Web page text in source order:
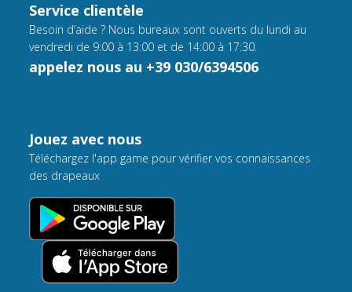
Service clientèle
Besoin d’aide ? Nous bureaux sont ouverts du lundi au
vendredi de 9:00 à 13:00 et de 14:00 à 17:30.
appelez nous au +39 030/6394506
Jouez avec nous
Téléchargez l'app game pour vérifier vos connaissances
des drapeaux